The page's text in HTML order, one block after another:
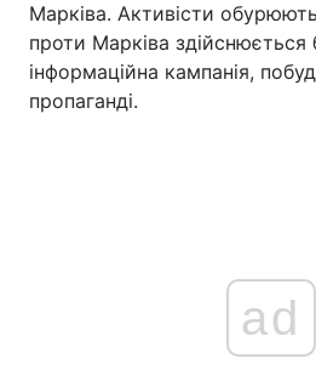
Марківа. Активісти
проти Марківа здійснюється
інформаційна кампанія,
пропаганді.
ad